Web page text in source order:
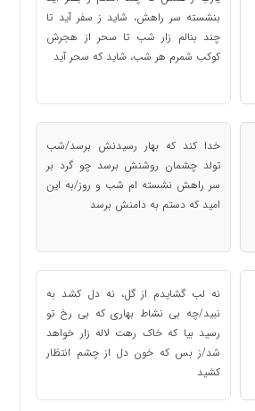
بنشسته سر راهش، شاید ز سفر آید تا
چند بنالم زار شب تا سحر از هجرش
کوکب شمرم هر شب، شاید که سحر آید
خدا کند که بهار رسیدنش برسد/شب
تولد چشمان روشنش برسد چو گرد بر
سر راهش نشسته ام شب و روز/به این
امید که دستم به دامنش برسد
نه لب گشایدم از گل، نه دل کشد به
نبید/چه بی نشاط بهاری که بی رخ تو
رسید بیا که خاک رهت لاله زار خواهد
شد/ز بس که خون دل از چشم انتظار
کشید